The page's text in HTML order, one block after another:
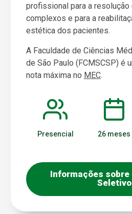
profissional para a resolução
complexos e para a
estética dos pacientes.
A Faculdade de Ciências
de São Paulo (FCMSCSP) é
nota máxima no MEC.
Presencial 26 meses
Informações sobre
Seletivo